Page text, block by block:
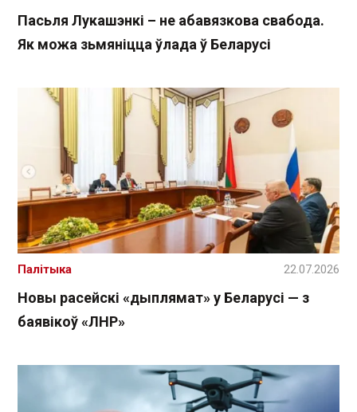
Пасьля Лукашэнкі – не абавязкова свабода.
Як можа зьмяніцца ўлада ў Беларусі
Новы расейскі «дыплямат» у Беларусі — з
баявікоў «ЛНР»
Палітыка 22.07.2026